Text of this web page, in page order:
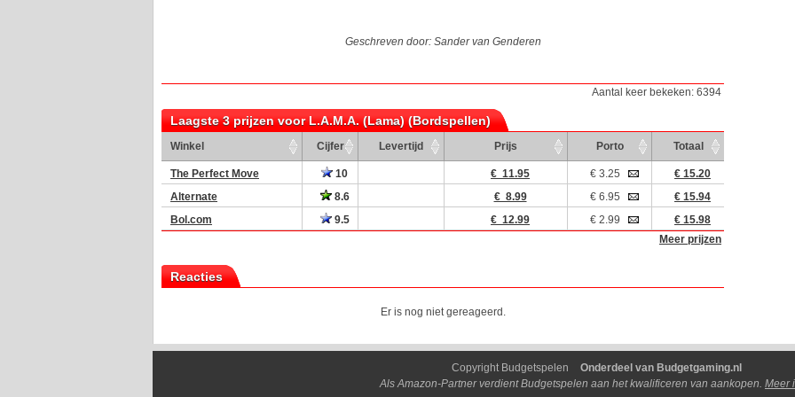
Geschreven door: Sander van Genderen
Aantal keer bekeken: 6394
Laagste 3 prijzen voor L.A.M.A. (Lama) (Bordspellen)
Winkel Cijfer Levertijd Prijs Porto Totaal
The Perfect Move 10 € 11.95 € 3.25
€ 15.20
Alternate
8.6 € 8.99 € 6.95
€ 15.94
Bol.com
9.5 € 12.99 € 2.99
€ 15.98
Meer prijzen
Reacties
Er is nog niet gereageerd.
Copyright Budgetspelen
Onderdeel van Budgetgaming.nl
Als Amazon-Partner verdient Budgetspelen aan het kwalificeren van aankopen. Meer